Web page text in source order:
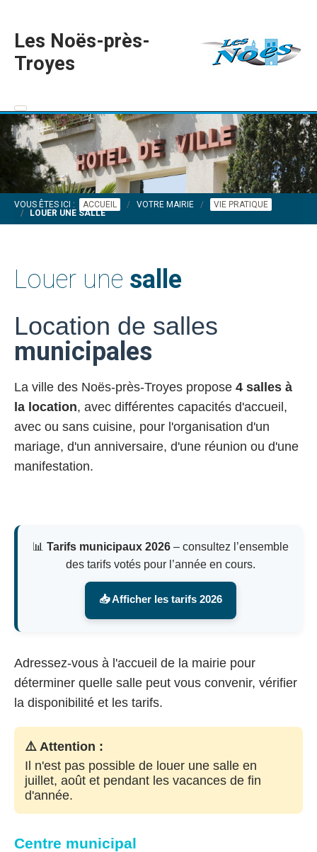
Les Noës-près-
Troyes
VOUS ÊTES ICI : ACCUEIL VOTRE MAIRIE
VIE PRATIQUE
LOUER UNE SALLE
Louer une salle
Location de salles
municipales
La ville des Noës-près-Troyes propose 4 salles à
la location, avec différentes capacités d'accueil,
avec ou sans cuisine, pour l'organisation d'un
mariage, d'un anniversaire, d'une réunion ou d'une
manifestation.
📊 Tarifs municipaux 2026– consultez l’ensemble
des tarifs votés pour l’année en cours.
📥 Afficher les tarifs 2026
Adressez-vous à l'accueil de la mairie pour
déterminer quelle salle peut vous convenir, vérifier
la disponibilité et les tarifs.
⚠️ Attention :
Il n'est pas possible de louer une salle en
juillet, août et pendant les vacances de fin
d'année.
Centre municipal